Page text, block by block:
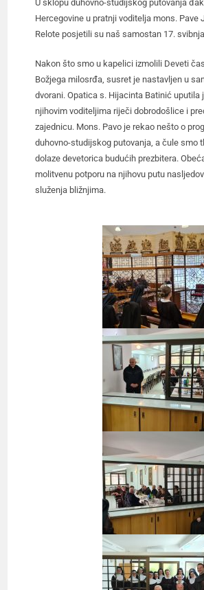
U sklopu duhovno-studijskog putovanja
Hercegovine u pratnji voditelja mons. Pave
Relote posjetili su naš samostan 17.
Nakon što smo u kapelici izmolili Deveti
Božjega milosrđa, susret je nastavljen u
dvorani. Opatica s. Hijacinta Batinić uputila
njihovim voditeljima riječi dobrodošlice i
zajednicu. Mons. Pavo je rekao nešto o
duhovno-studijskog putovanja, a čule smo
dolaze devetorica budućih prezbitera.
molitvenu potporu na njihovu putu
služenja bližnjima.